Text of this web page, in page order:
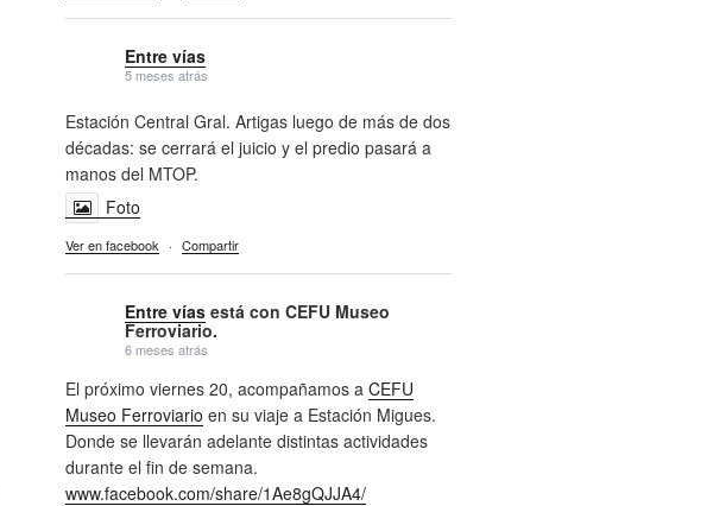
Entre vías
5 meses atrás
Estación Central Gral. Artigas luego de más de dos
décadas: se cerrará el juicio y el predio pasará a
manos del MTOP.
Foto
Ver en facebook · Compartir
Entre vías está con CEFU Museo
Ferroviario.
6 meses atrás
El próximo viernes 20, acompañamos a CEFU
Museo Ferroviario en su viaje a Estación Migues.
Donde se llevarán adelante distintas actividades
durante el fin de semana.
www.facebook.com/share/1Ae8gQJJA4/